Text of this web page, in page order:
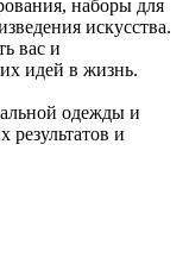
наборы для
искусства.
вас и
идей в жизнь.
одежды и
и